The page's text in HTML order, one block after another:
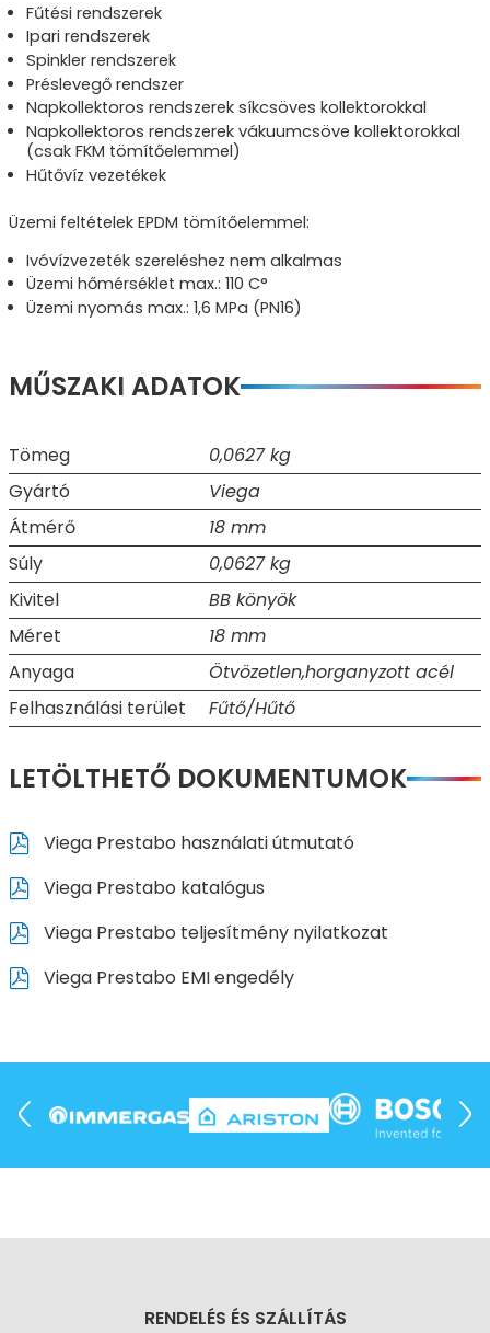
Fűtési rendszerek
Ipari rendszerek
Spinkler rendszerek
Préslevegő rendszer
Napkollektoros rendszerek síkcsöves kollektorokkal
Napkollektoros rendszerek vákuumcsöve kollektorokkal
(csak FKM tömítőelemmel)
Hűtővíz vezetékek
Üzemi feltételek EPDM tömítőelemmel:
Ivóvízvezeték szereléshez nem alkalmas
Üzemi hőmérséklet max.: 110 C°
Üzemi nyomás max.: 1,6 MPa (PN16)
MŰSZAKI ADATOK
Tömeg
0,0627 kg
Gyártó
Viega
Átmérő
18 mm
Súly
0,0627 kg
Kivitel
BB könyök
Méret
18 mm
Anyaga
Ötvözetlen,horganyzott acél
Felhasználási terület
Fűtő/Hűtő
LETÖLTHETŐ DOKUMENTUMOK
Viega Prestabo használati útmutató
Viega Prestabo katalógus
Viega Prestabo teljesítmény nyilatkozat
Viega Prestabo EMI engedély
RENDELÉS ÉS SZÁLLÍTÁS